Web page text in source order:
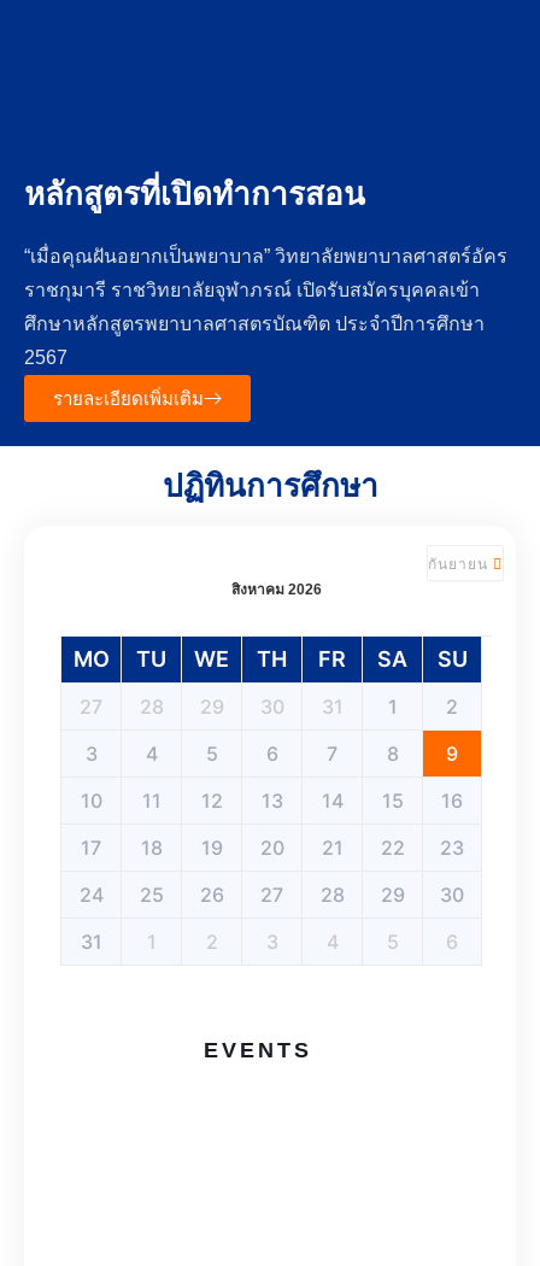
หลักสูตรที่เปิดทำการสอน
“เมื่อคุณฝันอยากเป็นพยาบาล” วิทยาลัยพยาบาลศาสตร์อัคร
ราชกุมารี ราชวิทยาลัยจุฬาภรณ์ เปิดรับสมัครบุคคลเข้า
ศึกษาหลักสูตรพยาบาลศาสตรบัณฑิต ประจำปีการศึกษา
2567
รายละเอียดเพิ่มเติม
ปฏิทินการศึกษา
สิงหาคม 2026
กันยายน
MO TU WE TH FR SA SU
27 28 29 30 31 1
2
3
4 5 6 7 8
9
10
11 12 13 14 15
16
17
18 19 20 21 22
23
24
25 26 27 28 29
30
31
1 2 3 4 5 6
EVENTS